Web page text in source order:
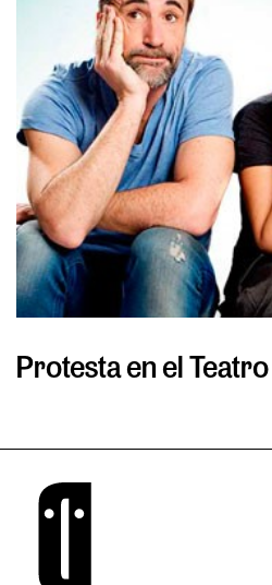
Protesta en el